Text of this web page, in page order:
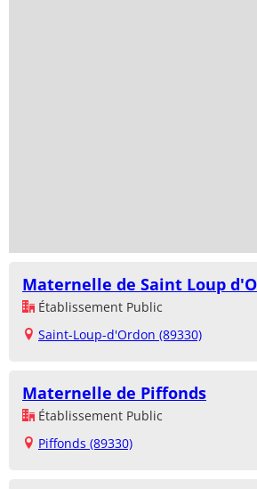
Maternelle de Saint Loup
Établissement Public
Saint-Loup-d'Ordon (89330)
Maternelle de Piffonds
Établissement Public
Piffonds (89330)